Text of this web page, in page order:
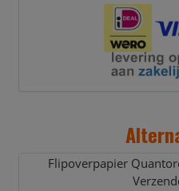
Flipoverpapier